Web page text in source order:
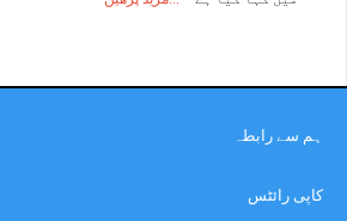
ہم سے رابطہ
کاپی رائٹس